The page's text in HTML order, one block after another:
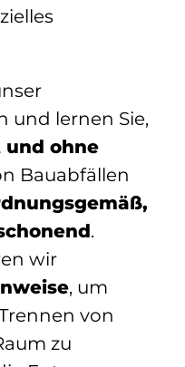
und lernen Sie,
ohne
Bauabfällen
.
wir
, um
von
zu